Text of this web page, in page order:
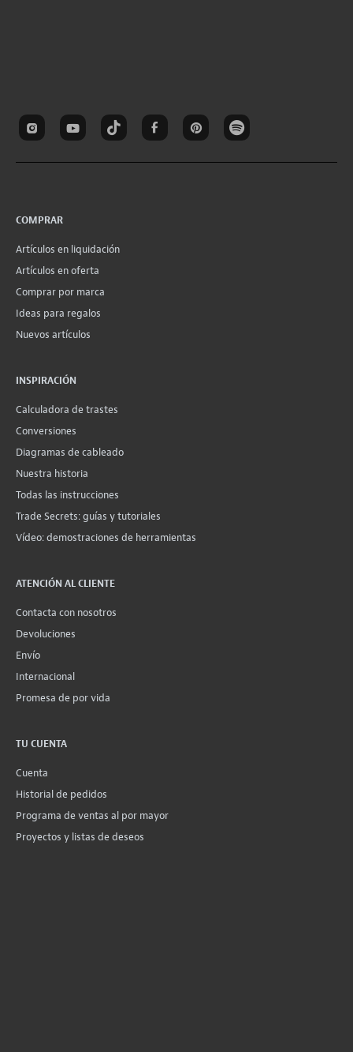
COMPRAR
Artículos en liquidación
Artículos en oferta
Comprar por marca
Ideas para regalos
Nuevos artículos
INSPIRACIÓN
Calculadora de trastes
Conversiones
Diagramas de cableado
Nuestra historia
Todas las instrucciones
Trade Secrets: guías y tutoriales
Vídeo: demostraciones de herramientas
ATENCIÓN AL CLIENTE
Contacta con nosotros
Devoluciones
Envío
Internacional
Promesa de por vida
TU CUENTA
Cuenta
Historial de pedidos
Programa de ventas al por mayor
Proyectos y listas de deseos